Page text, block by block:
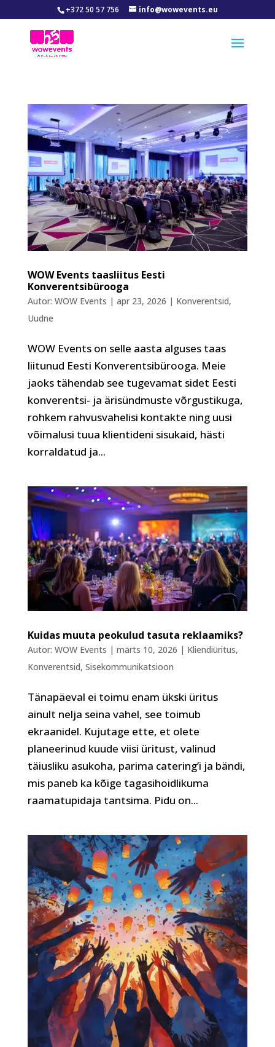
+372 50 57 756 info@wowevents.eu
WOW Events taasliitus Eesti
Konverentsibürooga
Autor: WOW Events | apr 23, 2026 | Konverentsid,
Uudne
WOW Events on selle aasta alguses taas
liitunud Eesti Konverentsibürooga. Meie
jaoks tähendab see tugevamat sidet Eesti
konverentsi- ja ärisündmuste võrgustikuga,
rohkem rahvusvahelisi kontakte ning uusi
võimalusi tuua klientideni sisukaid, hästi
korraldatud ja...
Kuidas muuta peokulud tasuta reklaamiks?
Autor: WOW Events | märts 10, 2026 | Kliendiüritus,
Konverentsid, Sisekommunikatsioon
Tänapäeval ei toimu enam ükski üritus
ainult nelja seina vahel, see toimub
ekraanidel. Kujutage ette, et olete
planeerinud kuude viisi üritust, valinud
täiusliku asukoha, parima catering’i ja bändi,
mis paneb ka kõige tagasihoidlikuma
raamatupidaja tantsima. Pidu on...